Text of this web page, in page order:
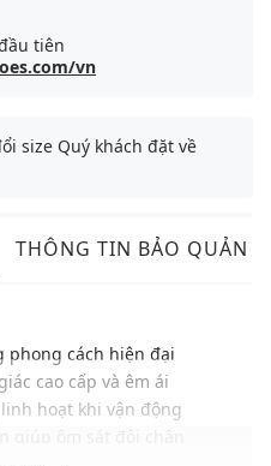
tiên
vn
size Quý khách đặt về
THÔNG TIN BẢO QUẢN
phong cách hiện đại
cao cấp và êm ái
hoạt khi vận động